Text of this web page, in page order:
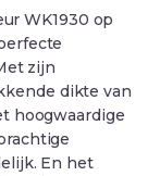
WK1930 op
zijn
dikte van
hoogwaardige
En het